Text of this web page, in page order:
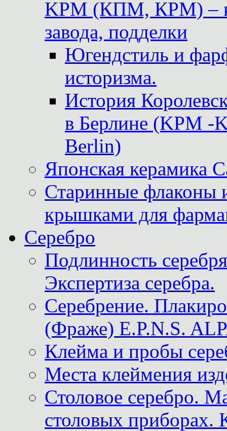
KPM (КПМ, КРМ) –
завода, подделки
Югендстиль и
историзма.
История
в Берлине (KPM -
Berlin)
Японская керамика
Старинные флаконы
крышками для
Серебро
Подлинность
Экспертиза серебра.
Серебрение.
(Фраже) E.P.N.S.
Клейма и пробы
Места клеймения
Столовое серебро.
столовых приборах.